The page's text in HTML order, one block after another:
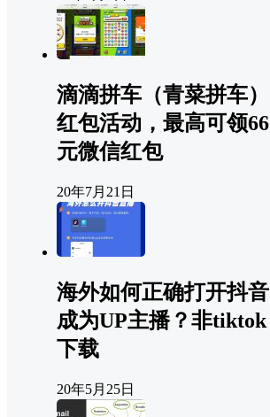
滴滴拼车（青菜拼车）
红包活动，最高可领66
元微信红包
20年7月21日
海外如何正确打开抖音
成为UP主播？非tiktok
下载
20年5月25日